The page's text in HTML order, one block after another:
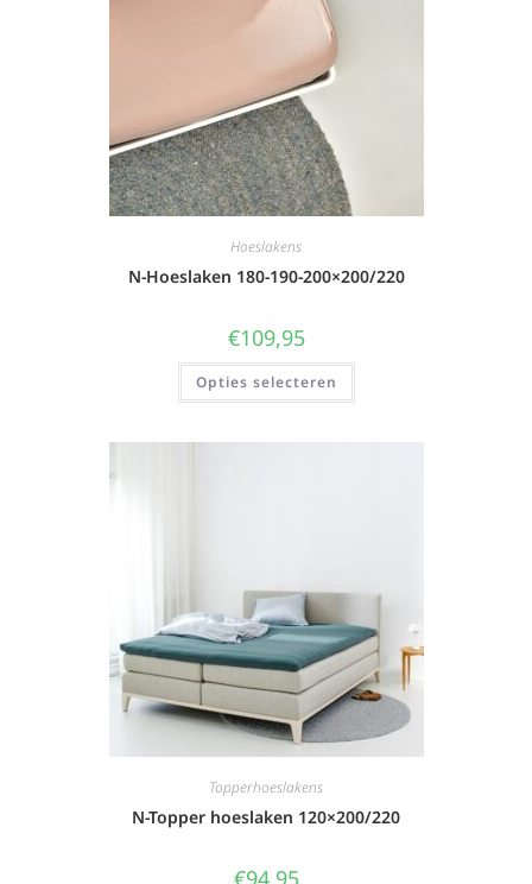
Hoeslakens
N-Hoeslaken 180-190-200×200/220
€109,95
Opties selecteren
Topperhoeslakens
N-Topper hoeslaken 120×200/220
€94,95